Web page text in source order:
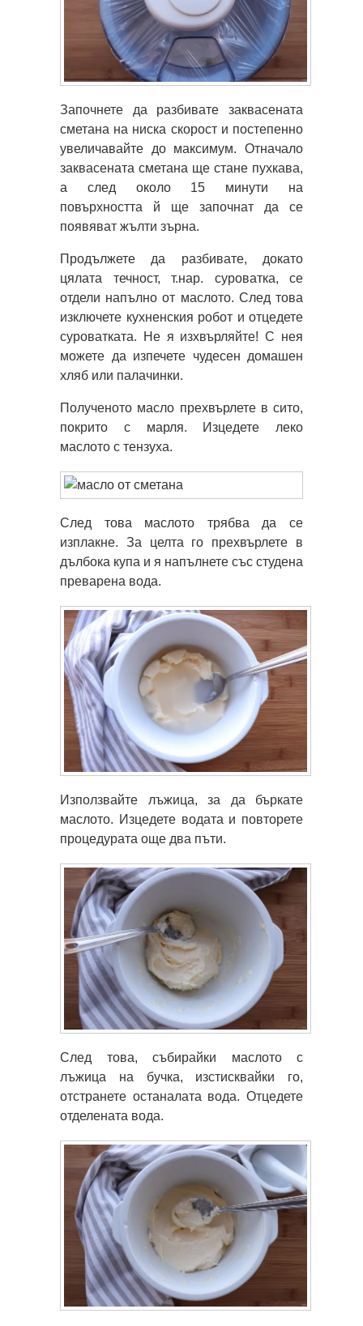
Започнете да разбивате заквасената
сметана на ниска скорост и постепенно
увеличавайте до максимум. Отначало
заквасената сметана ще стане пухкава,
а след около 15 минути на
повърхността й ще започнат да се
появяват жълти зърна.
Продължете да разбивате, докато
цялата течност, т.нар. суроватка, се
отдели напълно от маслото. След това
изключете кухненския робот и отцедете
суроватката. Не я изхвърляйте! С нея
можете да изпечете чудесен домашен
хляб или палачинки.
Полученото масло прехвърлете в сито,
покрито с марля. Изцедете леко
маслото с тензуха.
След това маслото трябва да се
изплакне. За целта го прехвърлете в
дълбока купа и я напълнете със студена
преварена вода.
Използвайте лъжица, за да бъркате
маслото. Изцедете водата и повторете
процедурата още два пъти.
След това, събирайки маслото с
лъжица на бучка, изстисквайки го,
отстранете останалата вода. Отцедете
отделената вода.